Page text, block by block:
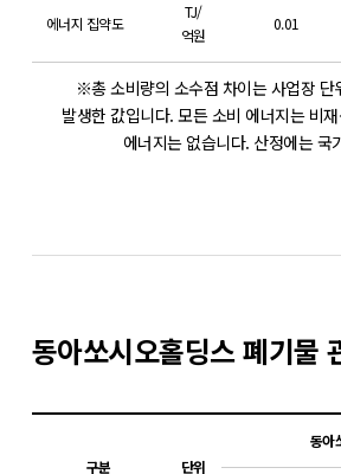
에너지 집약도
TJ/
억원
0.01
※총 소비량의 소수점 차이는 사업장 단
발생한 값입니다. 모든 소비 에너지는 비
에너지는 없습니다. 산정에는 국
동아쏘시오홀딩스 폐기물
구분 단위
동아